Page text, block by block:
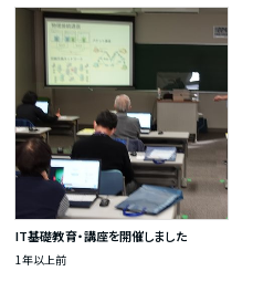
IT基礎教育・講座を開催しました
1年以上前